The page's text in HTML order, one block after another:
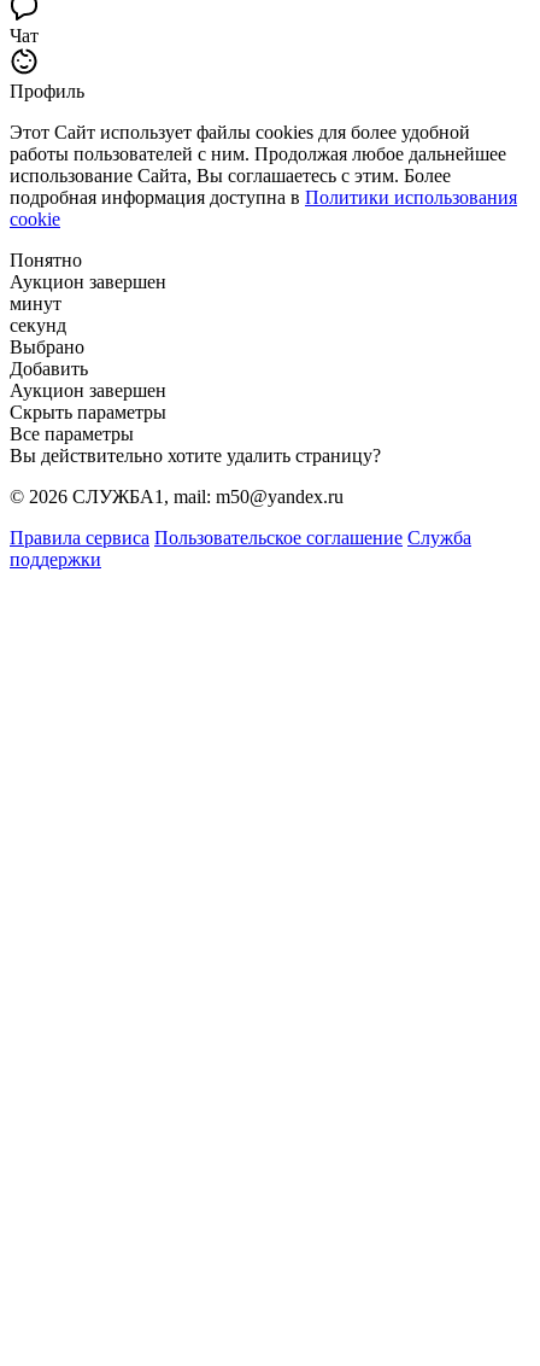
Чат
Профиль
Этот Сайт использует файлы cookies для более удобной
работы пользователей с ним. Продолжая любое дальнейшее
использование Сайта, Вы соглашаетесь с этим. Более
подробная информация доступна в Политики использования
cookie
Понятно
Аукцион завершен
минут
секунд
Выбрано
Добавить
Аукцион завершен
Скрыть параметры
Все параметры
Вы действительно хотите удалить страницу?
© 2026 СЛУЖБА1, mail: m50@yandex.ru
Правила сервиса Пользовательское соглашение Служба
поддержки